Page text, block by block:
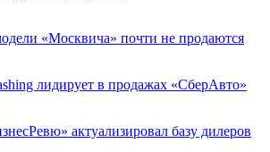
«Москвича» почти не продаются
лидирует в продажах «СберАвто»
актуализировал базу дилеров